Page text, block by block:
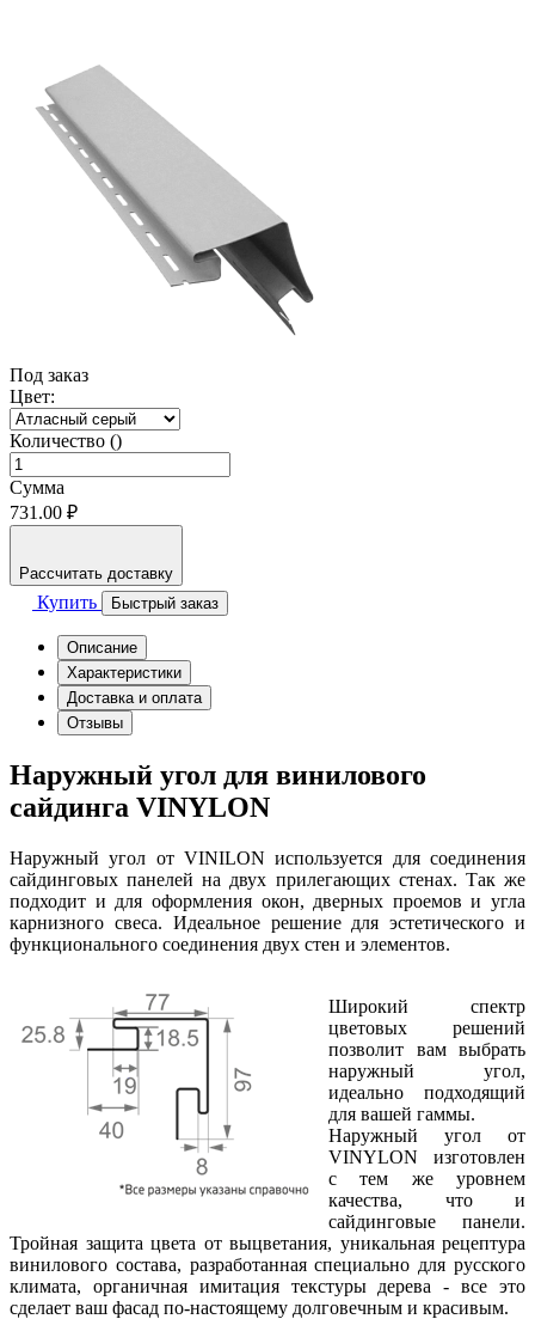
Под заказ
Цвет:
Количество ()
Сумма
731.00 ₽
Рассчитать доставку
Купить Быстрый заказ
Описание
Характеристики
Доставка и оплата
Отзывы
Наружный угол для винилового
сайдинга VINYLON
Наружный угол от VINILON используется для соединения
сайдинговых панелей на двух прилегающих стенах. Так же
подходит и для оформления окон, дверных проемов и угла
карнизного свеса. Идеальное решение для эстетического и
функционального соединения двух стен и элементов.
Широкий спектр
цветовых решений
позволит вам выбрать
наружный угол,
идеально подходящий
для вашей гаммы.
Наружный угол от
VINYLON изготовлен
с тем же уровнем
качества, что и
сайдинговые панели.
Тройная защита цвета от выцветания, уникальная рецептура
винилового состава, разработанная специально для русского
климата, органичная имитация текстуры дерева - все это
сделает ваш фасад по-настоящему долговечным и красивым.